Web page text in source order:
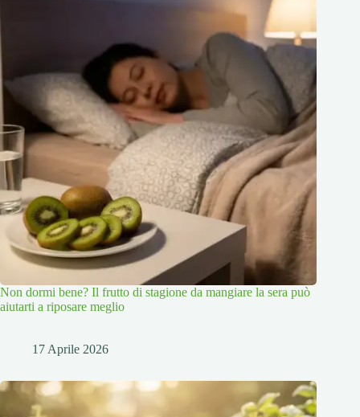
Non dormi bene? Il frutto di stagione da mangiare la sera può
aiutarti a riposare meglio
17 Aprile 2026